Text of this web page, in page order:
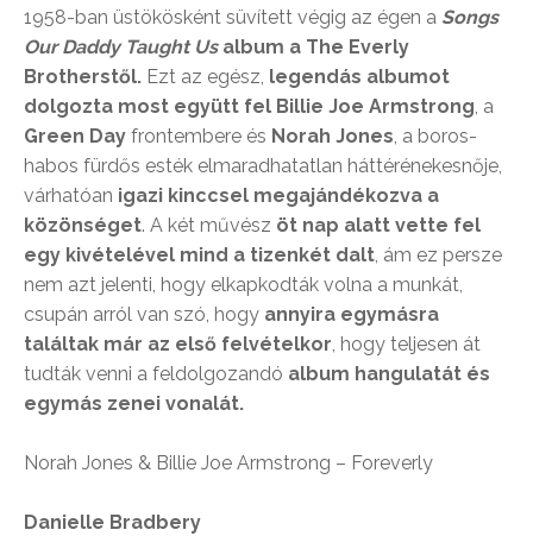
1958-ban üstökösként süvített végig az égen a Songs
Our Daddy Taught Us album a The Everly
Brotherstől. Ezt az egész, legendás albumot
dolgozta most együtt fel Billie Joe Armstrong, a
Green Day frontembere és Norah Jones, a boros-
habos fürdős esték elmaradhatatlan háttérénekesnője,
várhatóan igazi kinccsel megajándékozva a
közönséget. A két művész öt nap alatt vette fel
egy kivételével mind a tizenkét dalt, ám ez persze
nem azt jelenti, hogy elkapkodták volna a munkát,
csupán arról van szó, hogy annyira egymásra
találtak már az első felvételkor, hogy teljesen át
tudták venni a feldolgozandó album hangulatát és
egymás zenei vonalát.
Norah Jones & Billie Joe Armstrong – Foreverly
Danielle Bradbery